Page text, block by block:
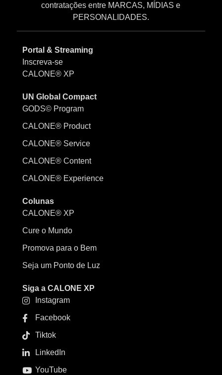
contratações entre MARCAS, MÍDIAS e
PERSONALIDADES.
Portal & Streaming
Inscreva-se
CALONE® XP
UN Global Compact
GODS© Program
CALONE® Product
CALONE® Service
CALONE® Content
CALONE® Experience
Colunas
CALONE® XP
Cure o Mundo
Promova para o Bem
Seja um Ponto de Luz
Siga a CALONE XP
Instagram
Facebook
Tiktok
LinkedIn
YouTube